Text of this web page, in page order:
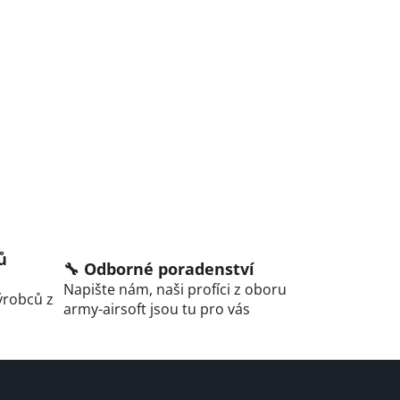
z
🔧 Odborné poradenství
Napište nám, naši profíci z oboru
army-airsoft jsou tu pro vás